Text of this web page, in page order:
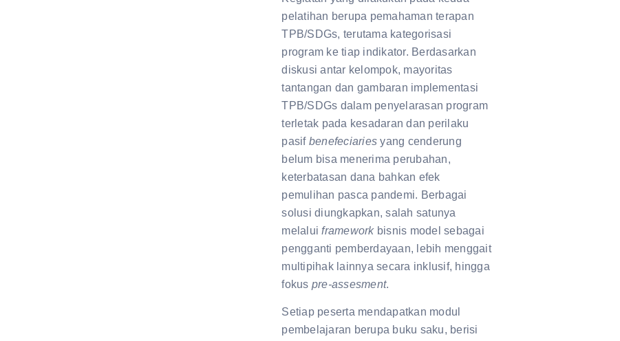
pelatihan berupa pemahaman terapan
TPB/SDGs, terutama kategorisasi
program ke tiap indikator. Berdasarkan
diskusi antar kelompok, mayoritas
tantangan dan gambaran implementasi
TPB/SDGs dalam penyelarasan program
terletak pada kesadaran dan perilaku
pasif benefeciaries yang cenderung
belum bisa menerima perubahan,
keterbatasan dana bahkan efek
pemulihan pasca pandemi. Berbagai
solusi diungkapkan, salah satunya
melaluiframeworkbisnis model sebagai
pengganti pemberdayaan, lebih menggait
multipihak lainnya secara inklusif, hingga
fokus pre-assesment.
Setiap peserta mendapatkan modul
pembelajaran berupa buku saku, berisi